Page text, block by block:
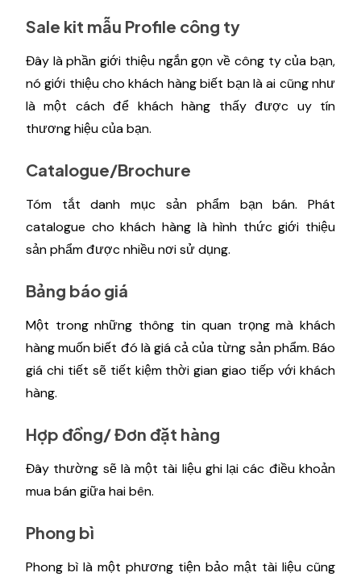
Sale kit mẫu Profile công ty
Đây là phần giới thiệu ngắn gọn về công ty của bạn,
nó giới thiệu cho khách hàng biết bạn là ai cũng như
là một cách để khách hàng thấy được uy tín
thương hiệu của bạn.
Catalogue/Brochure
Tóm tắt danh mục sản phẩm bạn bán. Phát
catalogue cho khách hàng là hình thức giới thiệu
sản phẩm được nhiều nơi sử dụng.
Bảng báo giá
Một trong những thông tin quan trọng mà khách
hàng muốn biết đó là giá cả của từng sản phẩm. Báo
giá chi tiết sẽ tiết kiệm thời gian giao tiếp với khách
hàng.
Hợp đồng/ Đơn đặt hàng
Đây thường sẽ là một tài liệu ghi lại các điều khoản
mua bán giữa hai bên.
Phong bì
Phong bì là một phương tiện bảo mật tài liệu cũng